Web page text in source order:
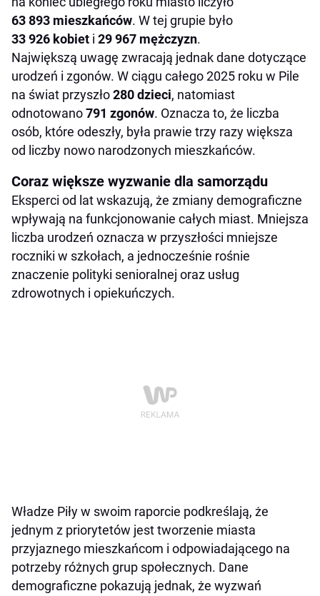
63 893 mieszkańców. W tej grupie było
33 926 kobiet i 29 967 mężczyzn.
Największą uwagę zwracają jednak dane dotyczące
urodzeń i zgonów. W ciągu całego 2025 roku w Pile
na świat przyszło280 dzieci, natomiast
odnotowano791 zgonów. Oznacza to, że liczba
osób, które odeszły, była prawie trzy razy większa
od liczby nowo narodzonych mieszkańców.
Coraz większe wyzwanie dla samorządu
Eksperci od lat wskazują, że zmiany demograficzne
wpływają na funkcjonowanie całych miast. Mniejsza
liczba urodzeń oznacza w przyszłości mniejsze
roczniki w szkołach, a jednocześnie rośnie
znaczenie polityki senioralnej oraz usług
zdrowotnych i opiekuńczych.
Władze Piły w swoim raporcie podkreślają, że
jednym z priorytetów jest tworzenie miasta
przyjaznego mieszkańcom i odpowiadającego na
potrzeby różnych grup społecznych. Dane
demograficzne pokazują jednak, że wyzwań